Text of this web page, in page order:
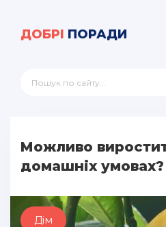
ДОБРІ ПОРАДИ
Можливо
домашніх умовах?
Дім